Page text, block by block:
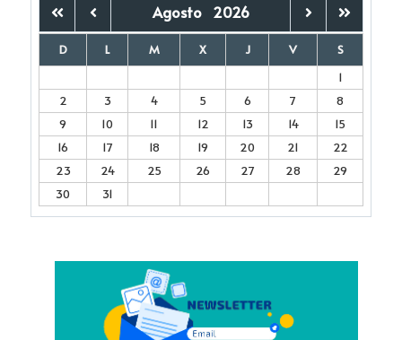
Agosto 2026
D L M X J V
S
1
2
3 4 5 6 7
8
9
10 11 12 13 14
15
16
17 18 19 20 21
22
23
24 25 26 27 28
29
30
31